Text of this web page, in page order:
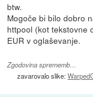
btw.
Mogoče bi bilo dobro
httpool (kot tekstovne
EUR v oglaševanje.
Zgodovina sprememb…
zavarovalo slike: